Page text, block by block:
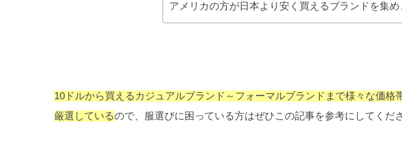
アメリカの方が日本より安く買えるブランドを集め
10ドルから買えるカジュアルブランド～フォーマルブランドまで様々な価格
厳選しているので、服選びに困っている方はぜひこの記事を参考にしてくださ